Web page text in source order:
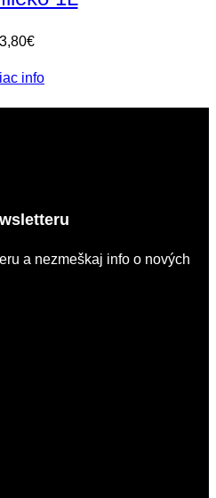
3,80€
info
a nezmeškaj info o nových